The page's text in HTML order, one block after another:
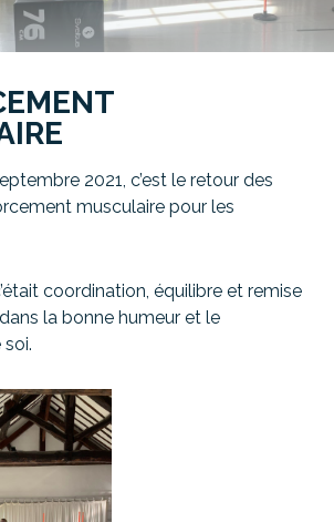
2021, c’est le retour des
musculaire pour les
coordination, équilibre et remise
la bonne humeur et le